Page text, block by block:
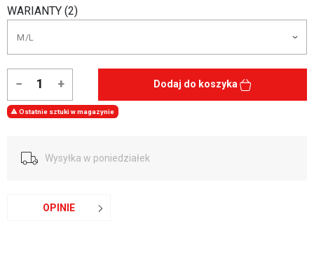
WARIANTY (2)
− + Dodaj do koszyka
 Ostatnie sztuki w magazynie
Wysyłka w poniedziałek
OPINIE